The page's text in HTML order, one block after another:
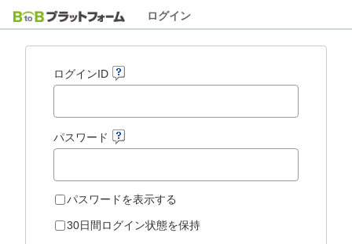
ログイン
ログインID
パスワード
パスワードを表示する
30日間ログイン状態を保持